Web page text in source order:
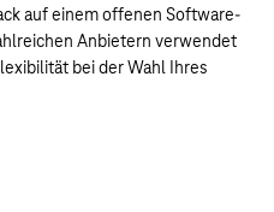
auf einem offenen Software-
Anbietern verwendet
bei der Wahl Ihres